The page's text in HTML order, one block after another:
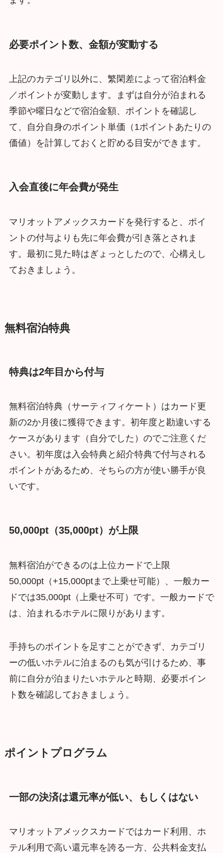
必要ポイント数、金額が変動する
上記のカテゴリ以外に、繁閑差によって宿泊料金
／ポイントが変動します。まずは自分が泊まれる
季節や曜日などで宿泊金額、ポイントを確認し
て、自分自身のポイント単価（1ポイントあたりの
価値）を計算しておくと貯める目安ができます。
入会直後に年会費が発生
マリオットアメックスカードを発行すると、ポイ
ントの付与よりも先に年会費が引き落とされま
す。最初に見た時はぎょっとしたので、心構えし
ておきましょう。
無料宿泊特典
特典は2年目から付与
無料宿泊特典（サーティフィケート）はカード更
新の2か月後に獲得できます。初年度と勘違いする
ケースがあります（自分でした）のでご注意くだ
さい。初年度は入会特典と紹介特典で付与される
ポイントがあるため、そちらの方が使い勝手が良
いです。
50,000pt（35,000pt）が上限
無料宿泊ができるのは上位カードで上限
50,000pt（+15,000ptまで上乗せ可能）、一般カー
ドでは35,000pt（上乗せ不可）です。一般カードで
は、泊まれるホテルに限りがあります。
手持ちのポイントを足すことができず、カテゴリ
ーの低いホテルに泊まるのも気が引けるため、事
前に自分が泊まりたいホテルと時期、必要ポイン
ト数を確認しておきましょう。
ポイントプログラム
一部の決済は還元率が低い、もしくはない
マリオットアメックスカードではカード利用、ホ
テル利用で高い還元率を誇る一方、公共料金支払